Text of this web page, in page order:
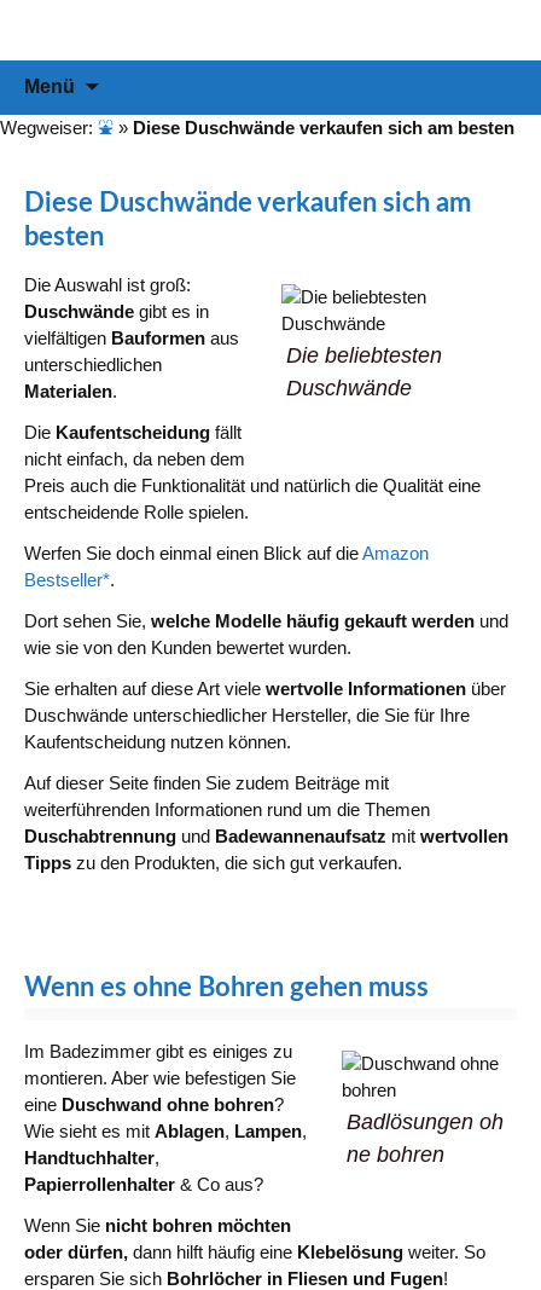
Menü
springen
Wegweiser: ⛲ » Diese Duschwände verkaufen sich am besten
Diese Duschwände verkaufen sich am
besten
Die beliebtesten
Duschwände
Die Auswahl ist groß:
Duschwände gibt es in
vielfältigen Bauformen aus
unterschiedlichen
Materialen.
Die Kaufentscheidung fällt
nicht einfach, da neben dem
Preis auch die Funktionalität und natürlich die Qualität eine
entscheidende Rolle spielen.
Werfen Sie doch einmal einen Blick auf dieAmazon
Bestseller*.
Dort sehen Sie, welche Modelle häufig gekauft werden und
wie sie von den Kunden bewertet wurden.
Sie erhalten auf diese Art viele wertvolle Informationen über
Duschwände unterschiedlicher Hersteller, die Sie für Ihre
Kaufentscheidung nutzen können.
Auf dieser Seite finden Sie zudem Beiträge mit
weiterführenden Informationen rund um die Themen
Duschabtrennung und Badewannenaufsatz mit wertvollen
Tipps zu den Produkten, die sich gut verkaufen.
Wenn es ohne Bohren gehen muss
Badlösungen oh
ne bohren
Im Badezimmer gibt es einiges zu
montieren. Aber wie befestigen Sie
eine Duschwand ohne bohren?
Wie sieht es mit Ablagen, Lampen,
Handtuchhalter,
Papierrollenhalter & Co aus?
Wenn Sie nicht bohren möchten
oder dürfen, dann hilft häufig eine Klebelösung weiter. So
ersparen Sie sich Bohrlöcher in Fliesen und Fugen!